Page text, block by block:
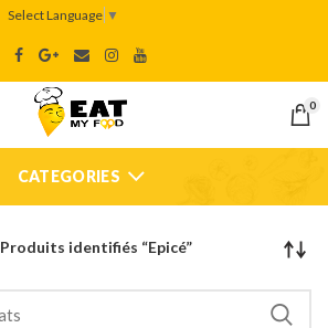
Select Language ▼
0
CATEGORIES
Produits identifiés “Epicé”